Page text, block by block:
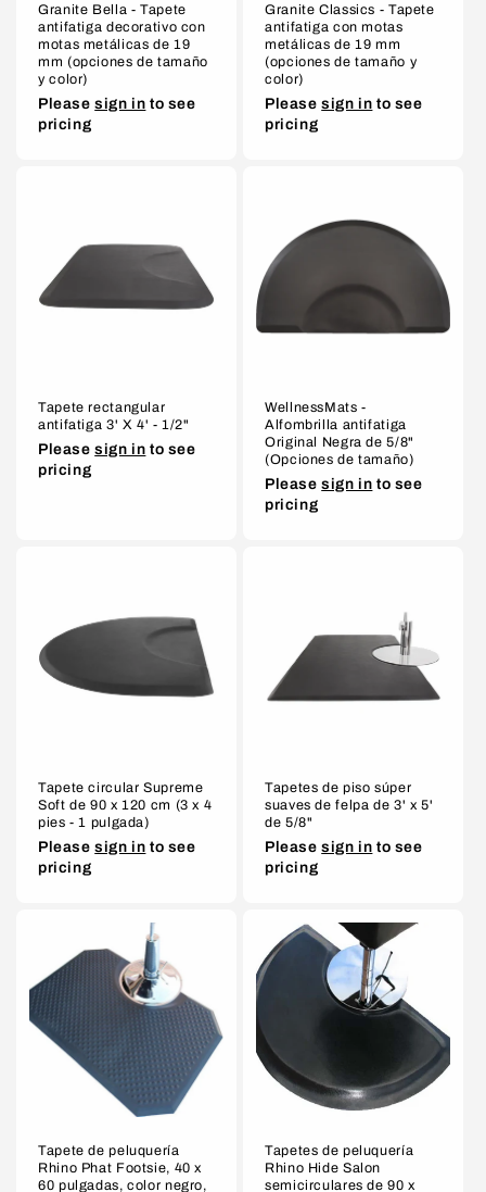
Granite Bella - Tapete
antifatiga decorativo con
motas metálicas de 19
mm (opciones de tamaño
y color)
Pleasesign in to see
pricing
Granite Classics - Tapete
antifatiga con motas
metálicas de 19 mm
(opciones de tamaño y
color)
Pleasesign in to see
pricing
Tapete rectangular
antifatiga 3' X 4' - 1/2"
Pleasesign in to see
pricing
WellnessMats -
Alfombrilla antifatiga
Original Negra de 5/8"
(Opciones de tamaño)
Pleasesign in to see
pricing
Tapete circular Supreme
Soft de 90 x 120 cm (3 x 4
pies - 1 pulgada)
Pleasesign in to see
pricing
Tapetes de piso súper
suaves de felpa de 3' x 5'
de 5/8"
Pleasesign in to see
pricing
Tapete de peluquería
Rhino Phat Footsie, 40 x
60 pulgadas, color negro,
Tapetes de peluquería
Rhino Hide Salon
semicirculares de 90 x